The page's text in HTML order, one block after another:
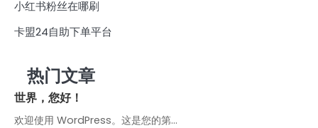
小红书粉丝在哪刷
卡盟24自助下单平台
热门文章
世界，您好！
欢迎使用 WordPress。这是您的第…